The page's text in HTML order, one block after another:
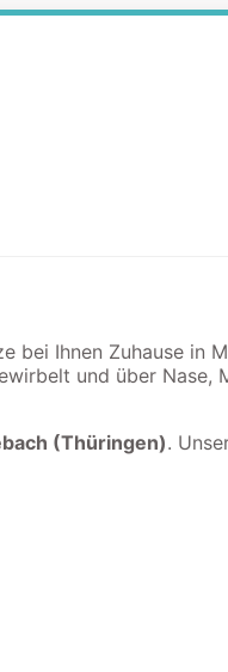
Ihnen Zuhause in
und über Nase,
(Thüringen).